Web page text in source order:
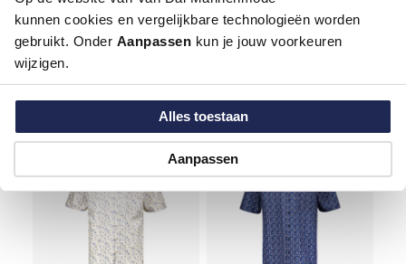
kunnen cookies en vergelijkbare technologieën worden
gebruikt. Onder Aanpassen kun je jouw voorkeuren
wijzigen.
Alles toestaan
Aanpassen
Marvelis Overhemd
€ 48,99 € 48,99
-30% -30%